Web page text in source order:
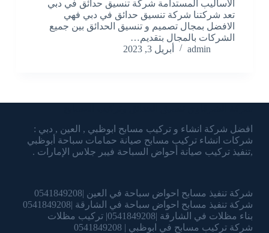
الأساليب المستدامة شركة تنسيق حدائق في دبي
تعد شركتنا شركة تنسيق حدائق في دبي فهي
الافضل بمجال تصميم و تنسيق الحدائق بين جميع
الشركات بالمجال بتقديم…
admin
أبريل 3, 2023
افضل شركة انشاء و تركيب مسابح ابوظبي , العين , دبي :
شركات انشاء تركيب مسابح صيانة حمامات سباحة أبوظبي
,تنفيذ تركيب صيانة أحواض السباحة فيبر جلاس الإمارات .
شركة تنفيذ مسابح احواض سباحة في العين |0541849208
شركة تنفيذ مسابح احواض سباحة في الشارقة |0541849208
بناء مظلات في الشارقة |0541849208| تركيب مظلات
شركة تركيب مسابح في ابوظبي | 0541849208